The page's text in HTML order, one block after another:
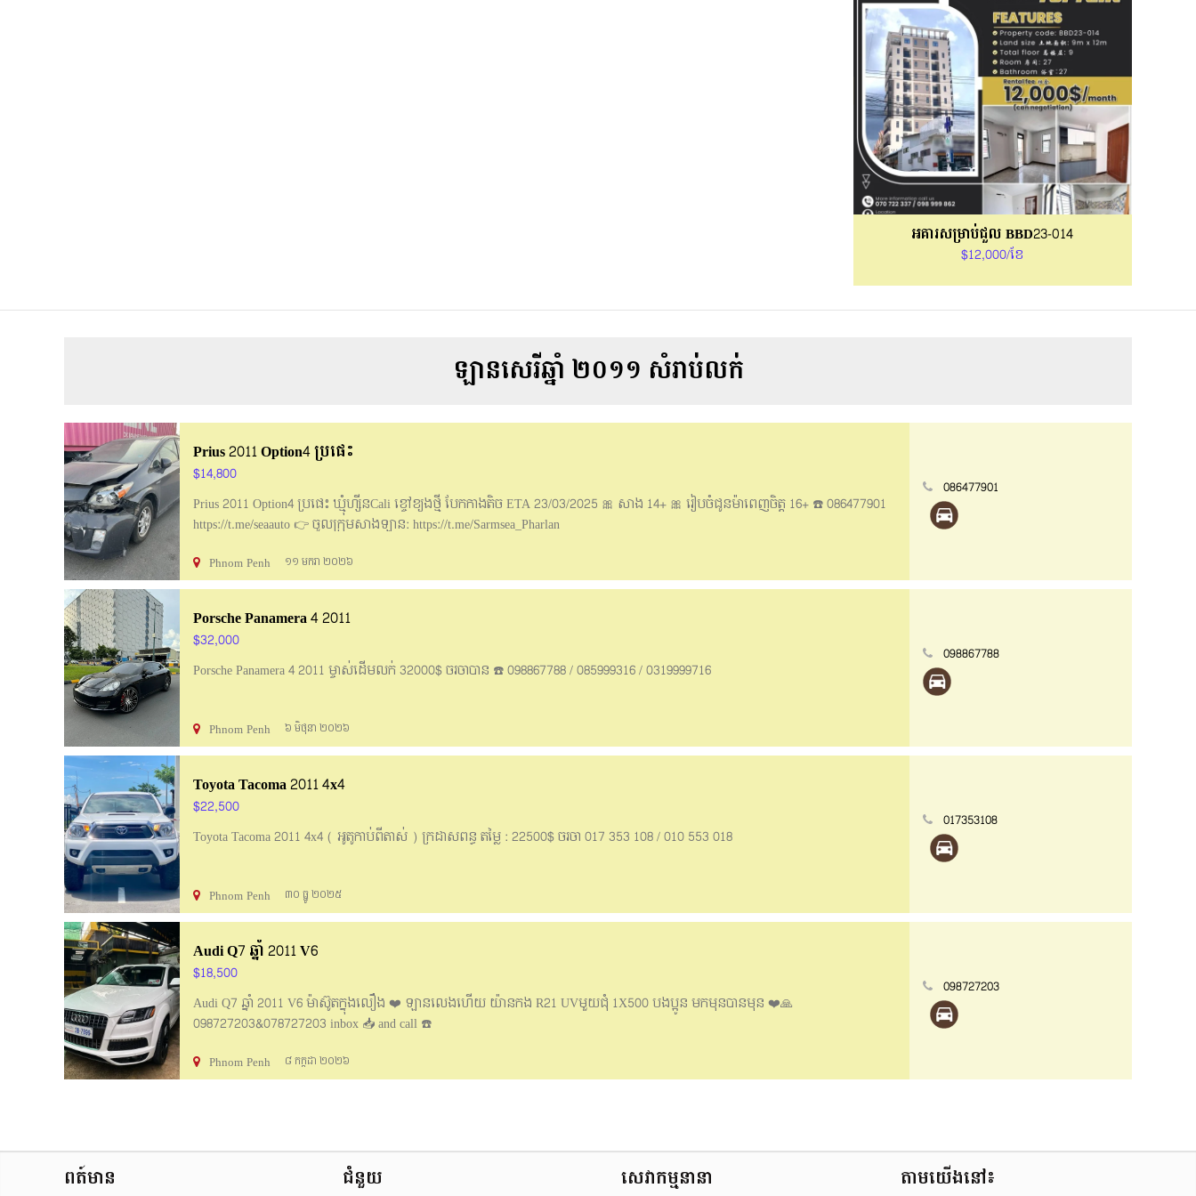
អគារសម្រាប់ជួល BBD23-014
$12,000/ខែ
ឡានសេរីឆ្នាំ ២០១១ សំរាប់លក់
Prius 2011 Option4 ប្រផេះ
$14,800
Prius 2011 Option4 ប្រផេះ ឃ្មុំហ្សីនCali ខ្ចៅខ្យងថ្មី បែកកាងតិច ETA 23/03/2025 🎀 សាង 14+ 🎀 រៀបចំជូនម៉ាពេញចិត្ត 16+ ☎️ 086477901
https://t.me/seaauto 👉 ចូលក្រុមសាងឡាន: https://t.me/Sarmsea_Pharlan
Phnom Penh ១១ មករា ២០២៦
086477901
Porsche Panamera 4 2011
$32,000
Porsche Panamera 4 2011 ម្ចាស់ដេីម​ លក់​ 32000$​ ចរចាបាន ☎️ 098867788 / 085999316 / 0319999716
Phnom Penh ៦ មិថុនា ២០២៦
098867788
Toyota Tacoma 2011 4x4
$22,500
Toyota Tacoma 2011 4x4 ( អូតូកាប់ពីតាស់ ) ក្រដាសពន្ធ តម្លៃ : 22500$ ចរចា 017 353 108 / 010 553 018
Phnom Penh ៣០ ធ្នូ ២០២៥
017353108
Audi Q7 ឆ្នាំ 2011 V6
$18,500
Audi Q7 ឆ្នាំ 2011 V6 ម៉ាស៊ូតក្នុងលឿង ❤️ ឡានលេងហើយ យ៉ានកង R21 UVមួយជុំ 1X500 បងប្អូន មកមុនបានមុន ❤️🙏
098727203&078727203 inbox 📥 and call ☎️
Phnom Penh ៨ កក្កដា ២០២៦
098727203
ពត៍មាន ជំនួយ សេវាកម្មនានា តាមយើងនៅ៖